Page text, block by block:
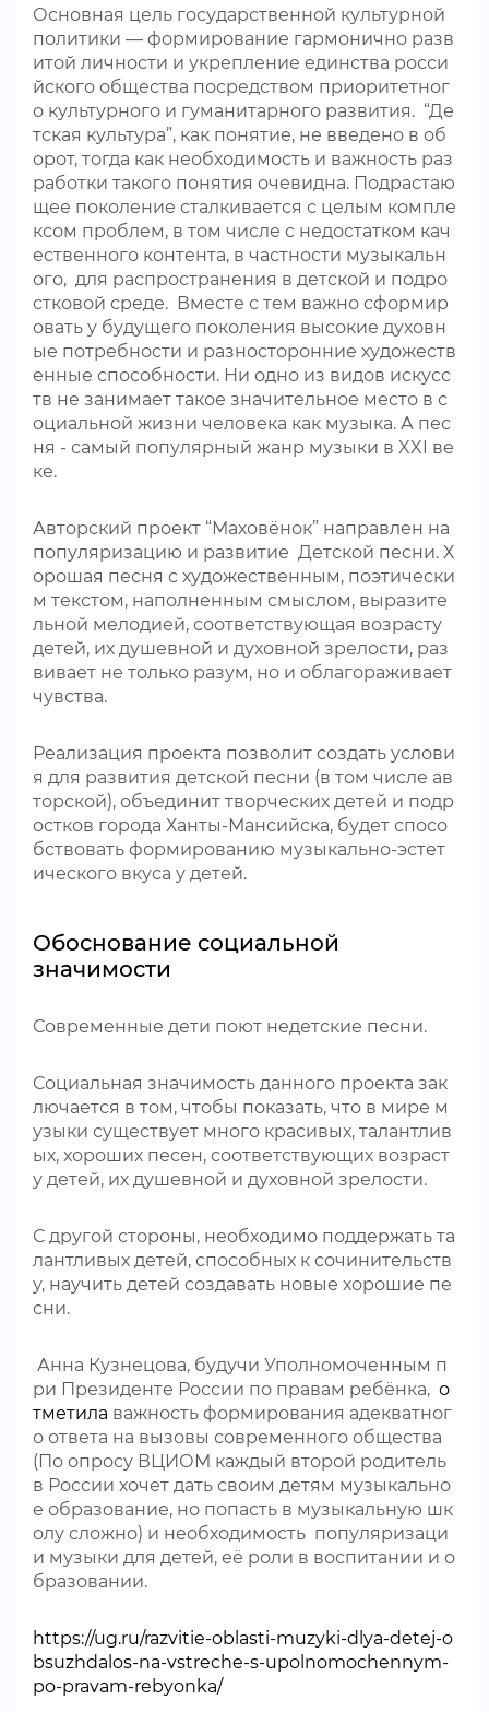
Основная цель государственной культурной
политики — формирование гармонично разв
итой личности и укрепление единства росси
йского общества посредством приоритетног
о культурного и гуманитарного развития. “Де
тская культура”, как понятие, не введено в об
орот, тогда как необходимость и важность раз
работки такого понятия очевидна. Подрастаю
щее поколение сталкивается с целым компле
ксом проблем, в том числе с недостатком кач
ественного контента, в частности музыкальн
ого, для распространения в детской и подро
стковой среде. Вместе с тем важно сформир
овать у будущего поколения высокие духовн
ые потребности и разносторонние художеств
енные способности. Ни одно из видов искусс
тв не занимает такое значительное место в с
оциальной жизни человека как музыка. А пес
ня - самый популярный жанр музыки в XXI ве
ке.
Авторский проект “Маховёнок” направлен на
популяризацию и развитие Детской песни. Х
орошая песня с художественным, поэтически
м текстом, наполненным смыслом, выразите
льной мелодией, соответствующая возрасту
детей, их душевной и духовной зрелости, раз
вивает не только разум, но и облагораживает
чувства.
Реализация проекта позволит создать услови
я для развития детской песни (в том числе ав
торской), объединит творческих детей и подр
остков города Ханты-Мансийска, будет спосо
бствовать формированию музыкально-эстет
ического вкуса у детей.
Обоснование социальной
значимости
Современные дети поют недетские песни.
Социальная значимость данного проекта зак
лючается в том, чтобы показать, что в мире м
узыки существует много красивых, талантлив
ых, хороших песен, соответствующих возраст
у детей, их душевной и духовной зрелости.
С другой стороны, необходимо поддержать та
лантливых детей, способных к сочинительств
у, научить детей создавать новые хорошие пе
сни.
Анна Кузнецова, будучи Уполномоченным п
ри Президенте России по правам ребёнка, о
тметила важность формирования адекватног
о ответа на вызовы современного общества
(По опросу ВЦИОМ каждый второй родитель
в России хочет дать своим детям музыкально
е образование, но попасть в музыкальную шк
олу сложно) и необходимость популяризаци
и музыки для детей, её роли в воспитании и о
бразовании.
https://ug.ru/razvitie-oblasti-muzyki-dlya-detej-o
bsuzhdalos-na-vstreche-s-upolnomochennym-
po-pravam-rebyonka/